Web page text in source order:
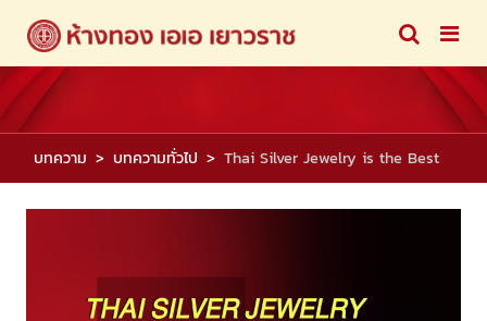
บทความ บทความทั่วไป Thai Silver Jewelry is the Best